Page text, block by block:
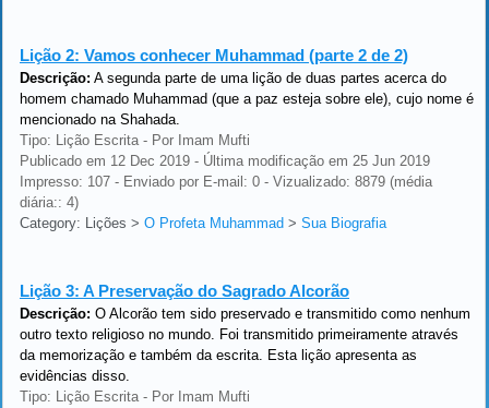
Lição 2: Vamos conhecer Muhammad (parte 2 de 2)
Descrição: A segunda parte de uma lição de duas partes acerca do
homem chamado Muhammad (que a paz esteja sobre ele), cujo nome é
mencionado na Shahada.
Tipo: Lição Escrita - Por Imam Mufti
Publicado em 12 Dec 2019 - Última modificação em 25 Jun 2019
Impresso: 107 - Enviado por E-mail: 0 - Vizualizado: 8879 (média
diária:: 4)
Category: Lições > O Profeta Muhammad > Sua Biografia
Lição 3: A Preservação do Sagrado Alcorão
Descrição: O Alcorão tem sido preservado e transmitido como nenhum
outro texto religioso no mundo. Foi transmitido primeiramente através
da memorização e também da escrita. Esta lição apresenta as
evidências disso.
Tipo: Lição Escrita - Por Imam Mufti